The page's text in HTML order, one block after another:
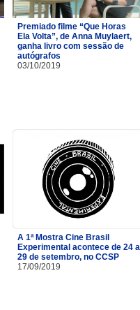
Premiado filme “Que Horas
Ela Volta”, de Anna Muylaert,
ganha livro com sessão de
autógrafos
03/10/2019
A 1ª Mostra Cine Brasil
Experimental acontece de 24 a
29 de setembro, no CCSP
17/09/2019